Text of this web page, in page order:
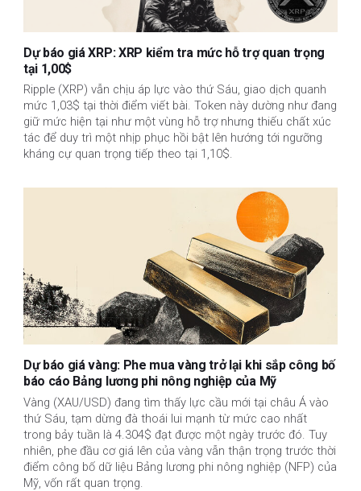
Dự báo giá XRP: XRP kiểm tra mức hỗ trợ quan trọng
tại 1,00$
Ripple (XRP) vẫn chịu áp lực vào thứ Sáu, giao dịch quanh
mức 1,03$ tại thời điểm viết bài. Token này dường như đang
giữ mức hiện tại như một vùng hỗ trợ nhưng thiếu chất xúc
tác để duy trì một nhịp phục hồi bật lên hướng tới ngưỡng
kháng cự quan trọng tiếp theo tại 1,10$.
Dự báo giá vàng: Phe mua vàng trở lại khi sắp công bố
báo cáo Bảng lương phi nông nghiệp của Mỹ
Vàng (XAU/USD) đang tìm thấy lực cầu mới tại châu Á vào
thứ Sáu, tạm dừng đà thoái lui mạnh từ mức cao nhất
trong bảy tuần là 4.304$ đạt được một ngày trước đó. Tuy
nhiên, phe đầu cơ giá lên của vàng vẫn thận trọng trước thời
điểm công bố dữ liệu Bảng lương phi nông nghiệp (NFP) của
Mỹ, vốn rất quan trọng.